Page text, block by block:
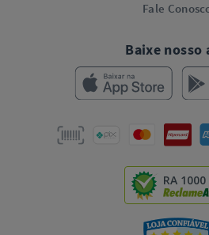
Fale
Baixe nosso
RA 1000